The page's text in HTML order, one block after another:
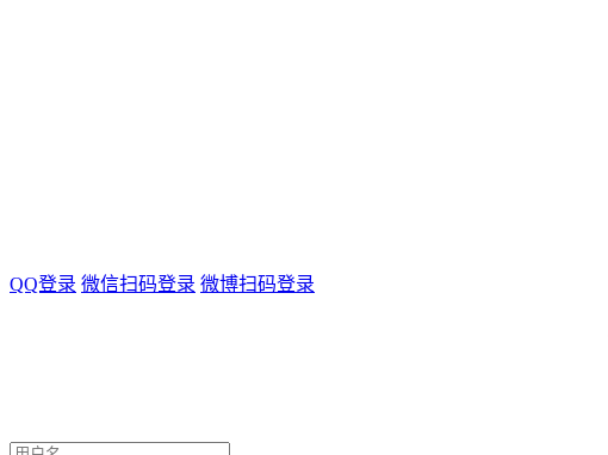
QQ登录 微信扫码登录 微博扫码登录